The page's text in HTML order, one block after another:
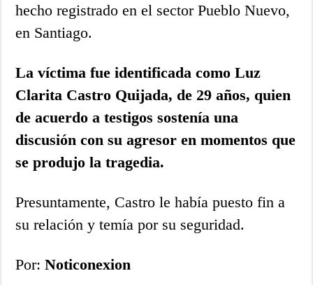
hecho registrado en el sector Pueblo Nuevo,
en Santiago.
La víctima fue identificada como Luz
Clarita Castro Quijada, de 29 años, quien
de acuerdo a testigos sostenía una
discusión con su agresor en momentos que
se produjo la tragedia.
Presuntamente, Castro le había puesto fin a
su relación y temía por su seguridad.
Por:Noticonexion